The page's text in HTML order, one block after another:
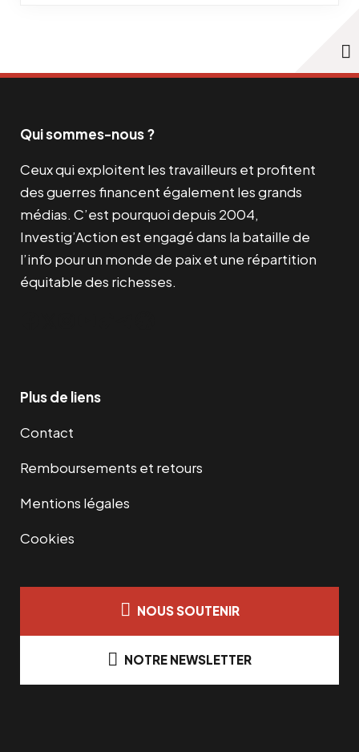
Qui sommes-nous ?
Ceux qui exploitent les travailleurs et profitent
des guerres financent également les grands
médias. C’est pourquoi depuis 2004,
Investig’Action est engagé dans la bataille de
l’info pour un monde de paix et une répartition
équitable des richesses.
Plus de liens
Contact
Remboursements et retours
Mentions légales
Cookies
NOUS SOUTENIR
NOTRE NEWSLETTER